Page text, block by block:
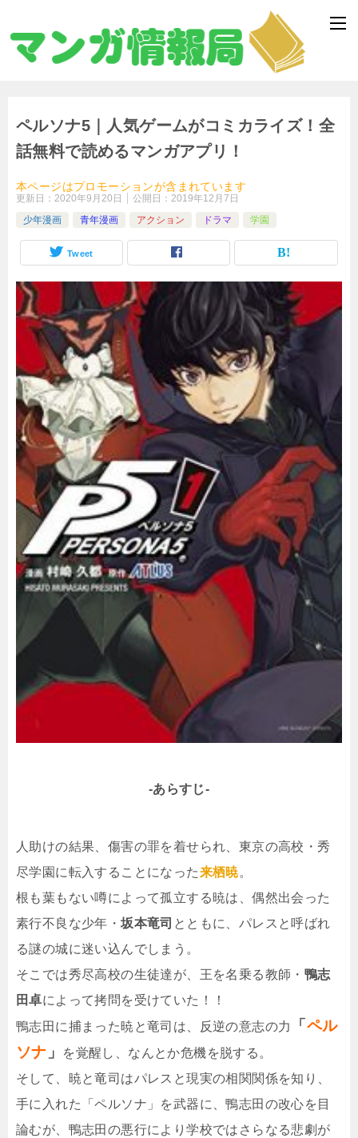
ペルソナ5｜人気ゲームがコミカライズ！全
話無料で読めるマンガアプリ！
本ページはプロモーションが含まれています
更新日： 2020年9月20日 公開日： 2019年12月7日
少年漫画
青年漫画 アクション ドラマ 学園
Tweet
-あらすじ-
人助けの結果、傷害の罪を着せられ、東京の高校・秀
尽学園に転入することになった来栖暁。
根も葉もない噂によって孤立する暁は、偶然出会った
素行不良な少年・坂本竜司 とともに、パレスと呼ばれ
る謎の城に迷い込んでしまう。
そこでは秀尽高校の生徒達が、王を名乗る教師・ 鴨志
田卓によって拷問を受けていた！！
鴨志田に捕まった暁と竜司は、反逆の意志の力
「 ペル
ソナ 」
を覚醒し、なんとか危機を脱する。
そして、暁と竜司はパレスと現実の相関関係を知り、
手に入れた「ペルソナ」を武器に、鴨志田の改心を目
論むが、鴨志田の悪行により学校ではさらなる悲劇が